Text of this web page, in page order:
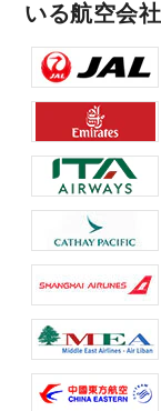
いる航空会社